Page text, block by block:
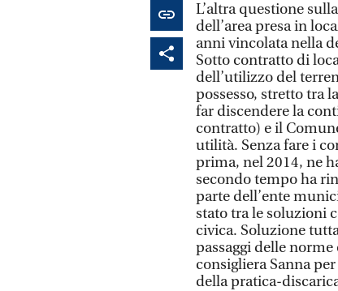
L’altra questione
dell’area presa in
anni vincolata nella
Sotto contratto di
dell’utilizzo del
possesso, stretto tra
far discendere la
contratto) e il
utilità. Senza fare i
prima, nel 2014, ne
secondo tempo ha
parte dell’ente
stato tra le soluzioni
civica. Soluzione
passaggi delle
consigliera Sanna
della pratica-